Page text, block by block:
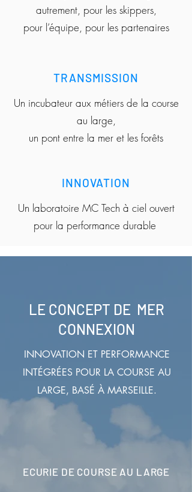
autrement, pour les skippers,
pour l’équipe, pour les partenaires
TRANSMISSION
Un incubateur aux métiers de la course
au large,
un pont entre la mer et les forêts
INNOVATION
Un laboratoire MC Tech à ciel ouvert
pour la performance durable
LE CONCEPT DE MER
CONNEXION
INNOVATION ET PERFORMANCE
INTÉGRÉES POUR LA COURSE AU
LARGE, BASÉ À MARSEILLE.
ECURIE DE COURSE AU LARGE